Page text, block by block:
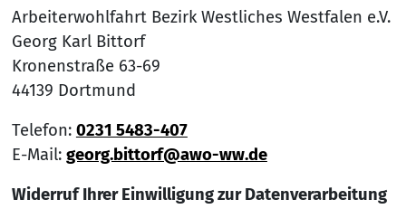
Arbeiterwohlfahrt Bezirk Westliches Westfalen e.V.
Georg Karl Bittorf
Kronenstraße 63-69
44139 Dortmund
Telefon: 0231 5483-407
E-Mail: georg.bittorf@awo-ww.de
Widerruf Ihrer Einwilligung zur Datenverarbeitung